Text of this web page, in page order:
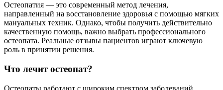
Остеопатия — это современный метод лечения,
направленный на восстановление здоровья с помощью мягких
мануальных техник. Однако, чтобы получить действительно
качественную помощь, важно выбрать профессионального
остеопата. Реальные отзывы пациентов играют ключевую
роль в принятии решения.
Что лечит остеопат?
Остеопаты работают с широким спектром заболеваний,